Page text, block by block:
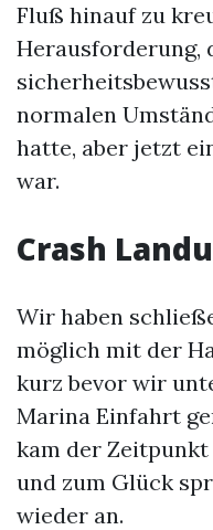
Fluß hinauf zu
Herausforderung,
normalen
hatte, aber jetzt
war.
Crash
Wir haben
möglich mit der
kurz bevor wir
Marina Einfahrt
kam der
und zum Glück
wieder an.